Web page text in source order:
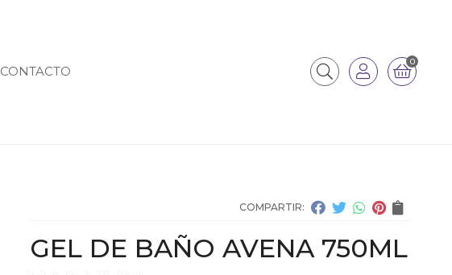
CONTACTO
0
COMPARTIR:
GEL DE BAÑO AVENA 750ML